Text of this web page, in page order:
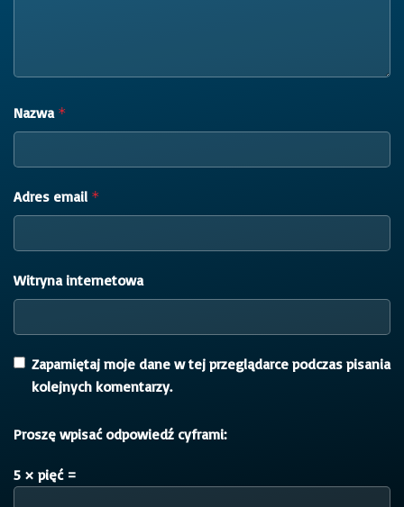
Nazwa *
Adres email *
Witryna internetowa
Zapamiętaj moje dane w tej przeglądarce podczas pisania
kolejnych komentarzy.
Proszę wpisać odpowiedź cyframi:
5 × pięć =